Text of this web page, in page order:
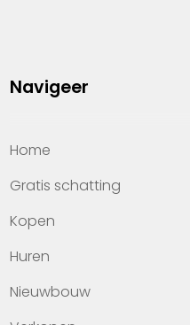
Navigeer
Home
Gratis schatting
Kopen
Huren
Nieuwbouw